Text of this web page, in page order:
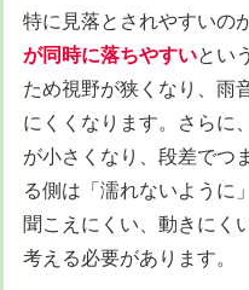
特に見落とされやすいのが
が同時に落ちやすいとい
ため視野が狭くなり、雨
にくくなります。さらに
が小さくなり、段差でつ
る側は「濡れないように
聞こえにくい、動きにく
考える必要があります。